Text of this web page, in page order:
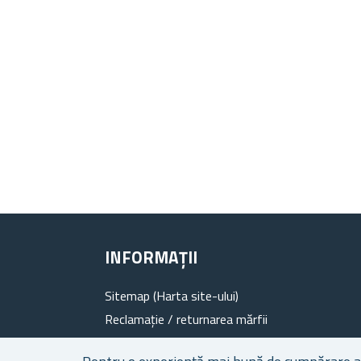
INFORMAȚII
Sitemap (Harta site-ului)
Reclamație / returnarea mărfii
Evaluare de produs